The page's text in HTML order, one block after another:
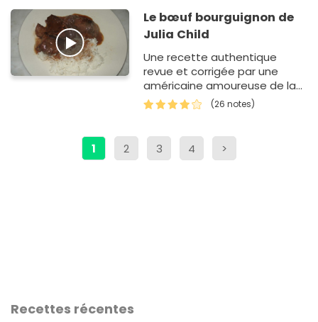
Le bœuf bourguignon de
Julia Child
Une recette authentique
revue et corrigée par une
américaine amoureuse de la
cuisine française.
(26 notes)
1 2 3 4 >
Recettes récentes